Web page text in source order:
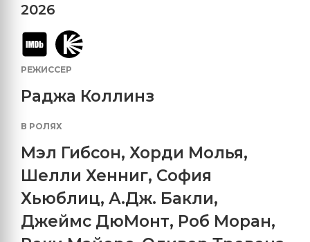
2026
РЕЖИССЕР
Раджа Коллинз
В РОЛЯХ
Мэл Гибсон, Хорди Молья,
Шелли Хенниг, София
Хьюблиц, А.Дж. Бакли,
Джеймс ДюМонт, Роб Моран,